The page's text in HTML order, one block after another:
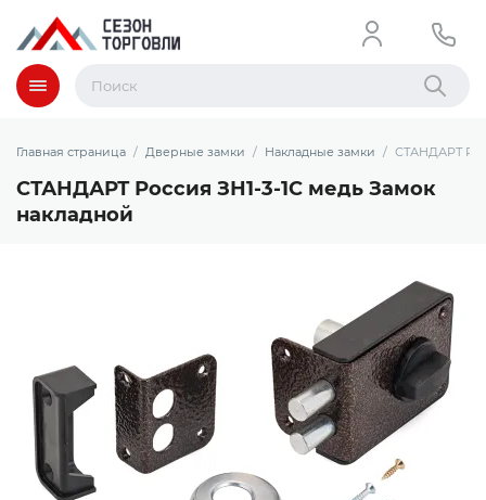
Меню Найти
Главная страница Дверные замки Накладные замки СТАНДАРТ
СТАНДАРТ Россия ЗН1-3-1С медь Замок
накладной